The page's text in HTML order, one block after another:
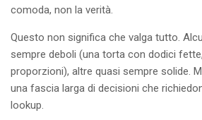
comoda, non la verità.
Questo non significa che valga tutto.
sempre deboli (una torta con dodici
proporzioni), altre quasi sempre solide.
una fascia larga di decisioni che
lookup.